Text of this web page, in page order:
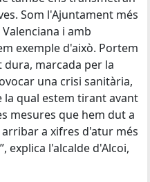
Som l'Ajuntament més
i amb
exemple d'això. Portem
marcada per la
una crisi sanitària,
la qual estem tirant avant
mesures que hem dut a
a xifres d'atur més
explica l'alcalde d'Alcoi,